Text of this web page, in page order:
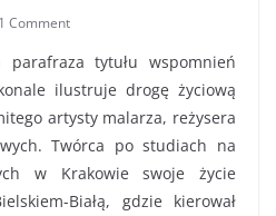
1 Comment
tytułu wspomnień
ilustruje drogę życiową
artysty malarza, reżysera
Twórca po studiach na
w Krakowie swoje życie
Białą, gdzie kierował